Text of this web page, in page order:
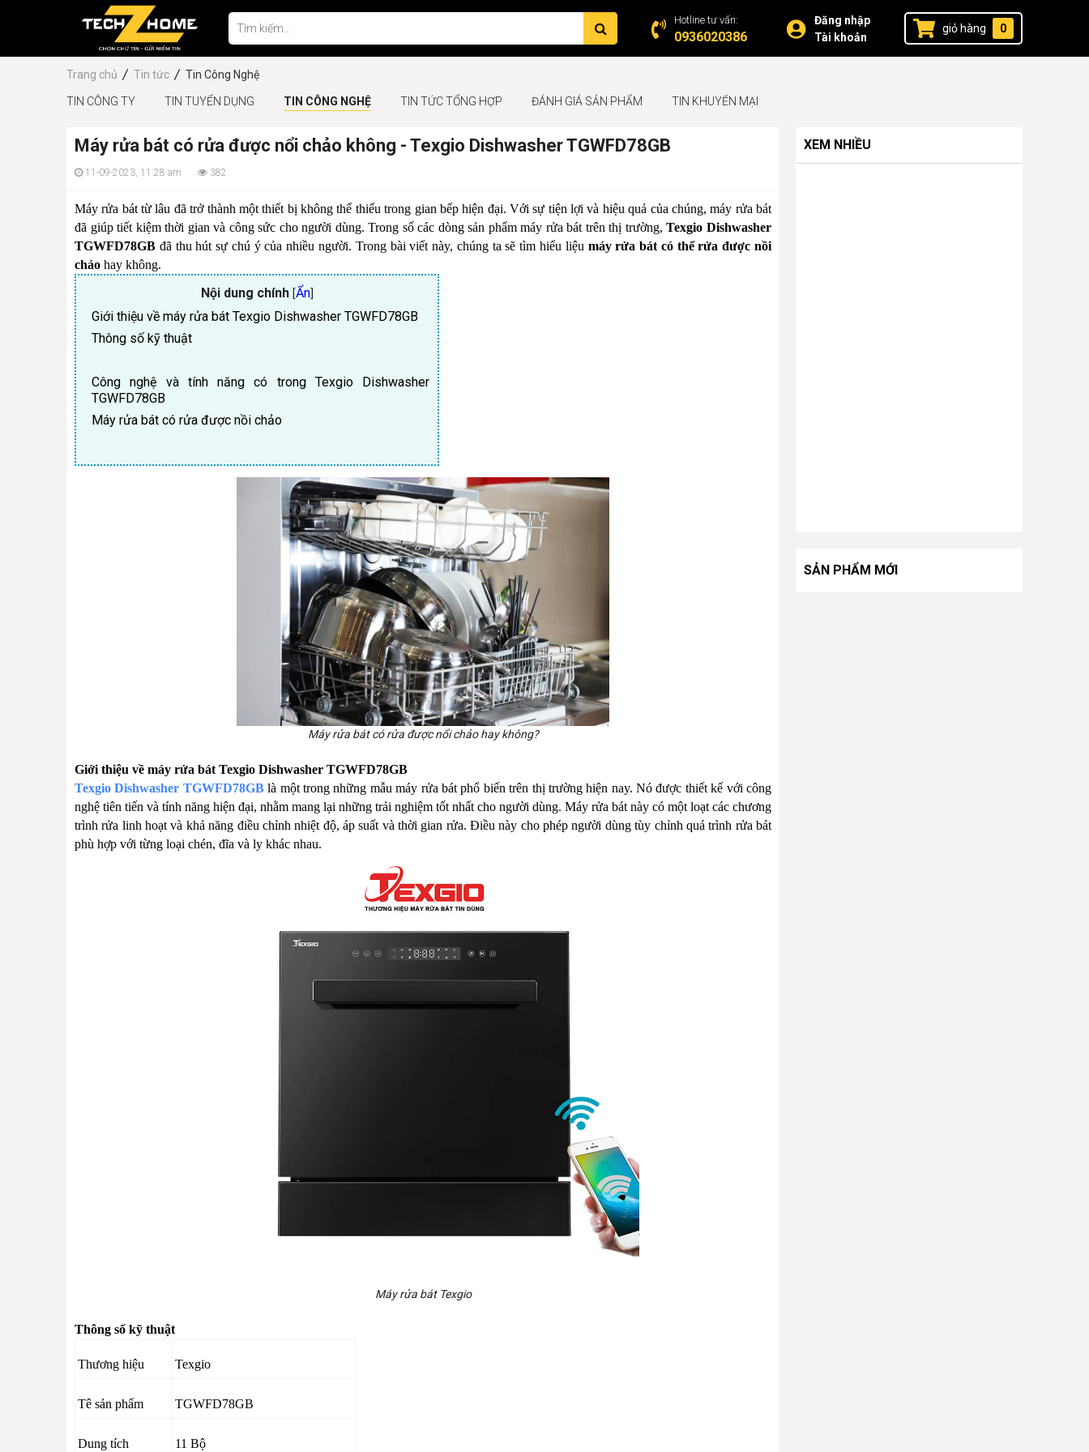
Hotline tư vấn:
0936020386
Đăng nhập
Tài khoản
giỏ hàng 0
Trang chủ Tin tức Tin Công Nghệ
TIN CÔNG TY TIN TUYỂN DỤNG TIN CÔNG NGHỆ TIN TỨC TỔNG HỢP ĐÁNH GIÁ SẢN PHẨM TIN KHUYẾN MẠI
Máy rửa bát có rửa được nổi chảo không - Texgio Dishwasher TGWFD78GB
11-09-2023, 11:28 am 382
Máy rửa bát từ lâu đã trở thành một thiết bị không thể thiếu trong gian bếp hiện đại. Với sự tiện lợi và hiệu quả của chúng, máy rửa bát
đã giúp tiết kiệm thời gian và công sức cho người dùng. Trong số các dòng sản phẩm máy rửa bát trên thị trường, Texgio Dishwasher
TGWFD78GB đã thu hút sự chú ý của nhiều người. Trong bài viết này, chúng ta sẽ tìm hiểu liệu máy rửa bát có thể rửa được nồi
chảo hay không.
Nội dung chính [Ẩn]
Giới thiệu về máy rửa bát Texgio Dishwasher TGWFD78GB
Thông số kỹ thuật
Công nghệ và tính năng có trong Texgio Dishwasher
TGWFD78GB
Máy rửa bát có rửa được nồi chảo
Máy rửa bát có rửa được nổi chảo hay không?
Giới thiệu về máy rửa bát Texgio Dishwasher TGWFD78GB
Texgio Dishwasher TGWFD78GB là một trong những mẫu máy rửa bát phổ biến trên thị trường hiện nay. Nó được thiết kế với công
nghệ tiên tiến và tính năng hiện đại, nhằm mang lại những trải nghiệm tốt nhất cho người dùng. Máy rửa bát này có một loạt các chương
trình rửa linh hoạt và khả năng điều chỉnh nhiệt độ, áp suất và thời gian rửa. Điều này cho phép người dùng tùy chỉnh quá trình rửa bát
phù hợp với từng loại chén, đĩa và ly khác nhau.
Máy rửa bát Texgio
Thông số kỹ thuật
Thương hiệu Texgio
Tê sản phẩm TGWFD78GB
Dung tích 11 Bộ
XEM NHIỀU
SẢN PHẨM MỚI